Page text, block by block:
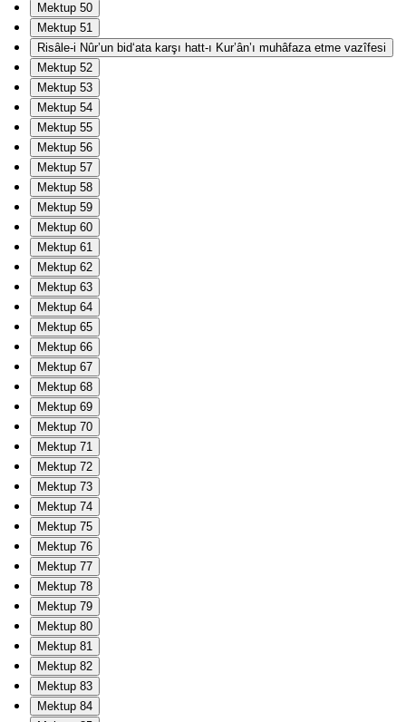
Mektup 50
Mektup 51
Risâle-i Nûr’un bid‘ata karşı hatt-ı Kur’ân’ı muhâfaza etme vazîfesi
Mektup 52
Mektup 53
Mektup 54
Mektup 55
Mektup 56
Mektup 57
Mektup 58
Mektup 59
Mektup 60
Mektup 61
Mektup 62
Mektup 63
Mektup 64
Mektup 65
Mektup 66
Mektup 67
Mektup 68
Mektup 69
Mektup 70
Mektup 71
Mektup 72
Mektup 73
Mektup 74
Mektup 75
Mektup 76
Mektup 77
Mektup 78
Mektup 79
Mektup 80
Mektup 81
Mektup 82
Mektup 83
Mektup 84